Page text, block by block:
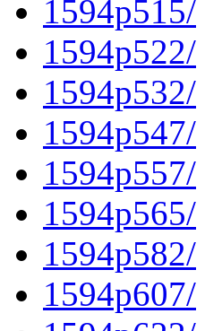
1594p515/
1594p522/
1594p532/
1594p547/
1594p557/
1594p565/
1594p582/
1594p607/